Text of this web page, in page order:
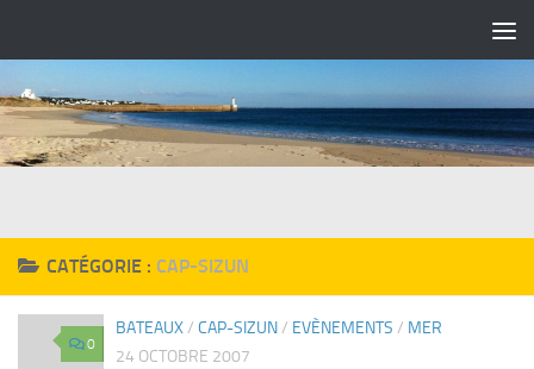
CATÉGORIE : CAP-SIZUN
0
BATEAUX/ CAP-SIZUN/ EVÈNEMENTS / MER
24 OCTOBRE 2007